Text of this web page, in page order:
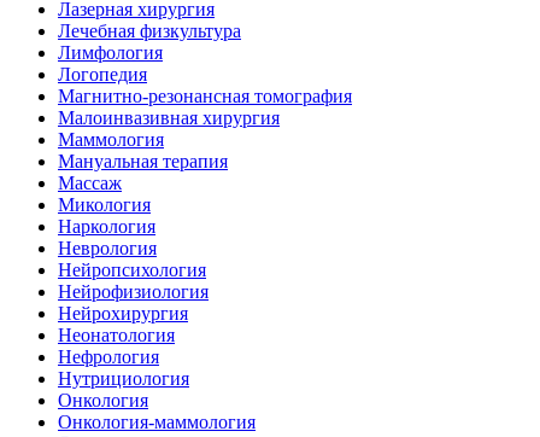
Лазерная хирургия
Лечебная физкультура
Лимфология
Логопедия
Магнитно-резонансная томография
Малоинвазивная хирургия
Маммология
Мануальная терапия
Массаж
Микология
Наркология
Неврология
Нейропсихология
Нейрофизиология
Нейрохирургия
Неонатология
Нефрология
Нутрициология
Онкология
Онкология-маммология